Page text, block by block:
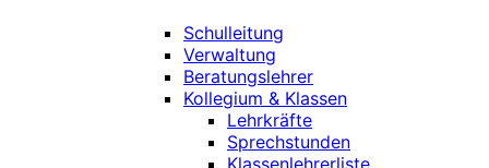
Schulleitung
Verwaltung
Beratungslehrer
Kollegium & Klassen
Lehrkräfte
Sprechstunden